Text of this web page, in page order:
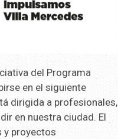
del Programa
en el siguiente
dirigida a profesionales,
en nuestra ciudad. El
y proyectos